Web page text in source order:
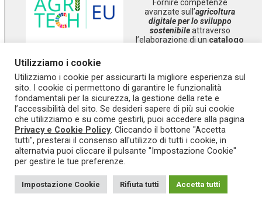
Fornire competenze
avanzate sull’agricoltura
digitale per lo sviluppo
sostenibileattraverso
l’elaborazione di un catalogo
insegnamento innovative.
SCOPRI
Utilizziamo i cookie
Utilizziamo i cookie per assicurarti la migliore esperienza sul
sito. I cookie ci permettono di garantire le funzionalità
fondamentali per la sicurezza, la gestione della rete e
l’accessibilità del sito. Se desideri sapere di più sui cookie
che utilizziamo e su come gestirli, puoi accedere alla pagina
Privacy e Cookie Policy. Cliccando il bottone "Accetta
tutti", presterai il consenso all'utilizzo di tutti i cookie, in
alternatvia puoi cliccare il pulsante "Impostazione Cookie"
per gestire le tue preferenze.
Impostazione Cookie Rifiuta tutti Accetta tutti